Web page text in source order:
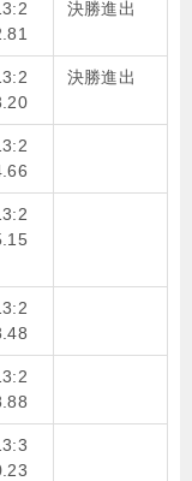
決勝進出
決勝進出